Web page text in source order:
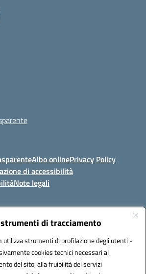
di tracciamento
utilizza strumenti di profilazione degli utenti -
cookies tecnici necessari al
del sito, alla fruibilità dei servizi
Albo onlinePrivacy Policy
di accessibilità
Note legali
San Pietro (CA)
(PEC):CAIC84700T@pec.istruzione.it
CAIC84700T